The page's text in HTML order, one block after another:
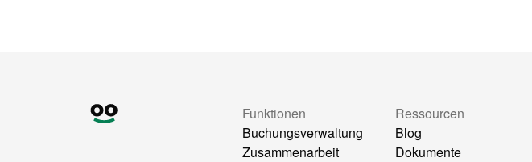
Funktionen
Buchungsverwaltung
Zusammenarbeit
Ressourcen
Blog
Dokumente